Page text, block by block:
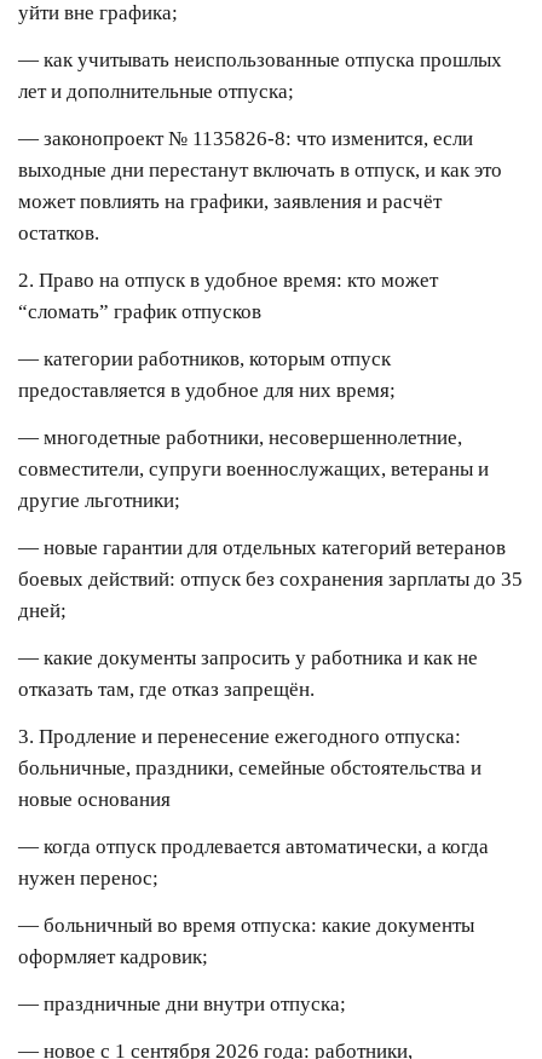
уйти вне графика;
— как учитывать неиспользованные отпуска прошлых
лет и дополнительные отпуска;
— законопроект № 1135826-8: что изменится, если
выходные дни перестанут включать в отпуск, и как это
может повлиять на графики, заявления и расчёт
остатков.
2. Право на отпуск в удобное время: кто может
“сломать” график отпусков
— категории работников, которым отпуск
предоставляется в удобное для них время;
— многодетные работники, несовершеннолетние,
совместители, супруги военнослужащих, ветераны и
другие льготники;
— новые гарантии для отдельных категорий ветеранов
боевых действий: отпуск без сохранения зарплаты до 35
дней;
— какие документы запросить у работника и как не
отказать там, где отказ запрещён.
3. Продление и перенесение ежегодного отпуска:
больничные, праздники, семейные обстоятельства и
новые основания
— когда отпуск продлевается автоматически, а когда
нужен перенос;
— больничный во время отпуска: какие документы
оформляет кадровик;
— праздничные дни внутри отпуска;
— новое с 1 сентября 2026 года: работники,